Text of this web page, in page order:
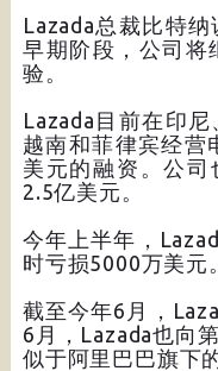
Lazada总裁比特
早期阶段，公司将
验。
Lazada目前在印尼
越南和菲律宾经营
美元的融资。公司
2.5亿美元。
今年上半年，
时亏损5000万美元。
截至今年6月，
6月，Lazada也向
似于阿里巴巴旗下